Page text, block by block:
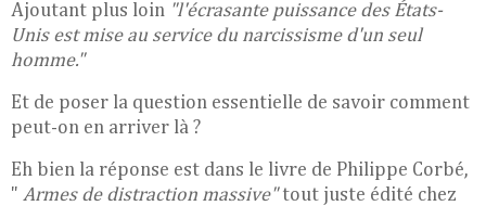
Ajoutant plus loin "l'écrasante puissance des États-
Unis est mise au service du narcissisme d'un seul
homme."
Et de poser la question essentielle de savoir comment
peut-on en arriver là ?
Eh bien la réponse est dans le livre de Philippe Corbé,
" Armes de distraction massive"tout juste édité chez